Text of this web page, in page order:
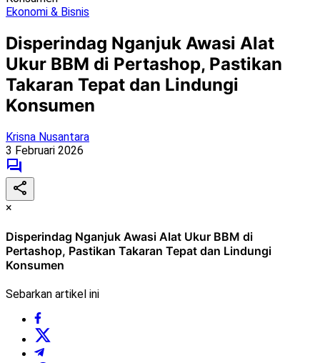
Ekonomi & Bisnis
Disperindag Nganjuk Awasi Alat
Ukur BBM di Pertashop, Pastikan
Takaran Tepat dan Lindungi
Konsumen
Krisna Nusantara
3 Februari 2026
×
Disperindag Nganjuk Awasi Alat Ukur BBM di
Pertashop, Pastikan Takaran Tepat dan Lindungi
Konsumen
Sebarkan artikel ini